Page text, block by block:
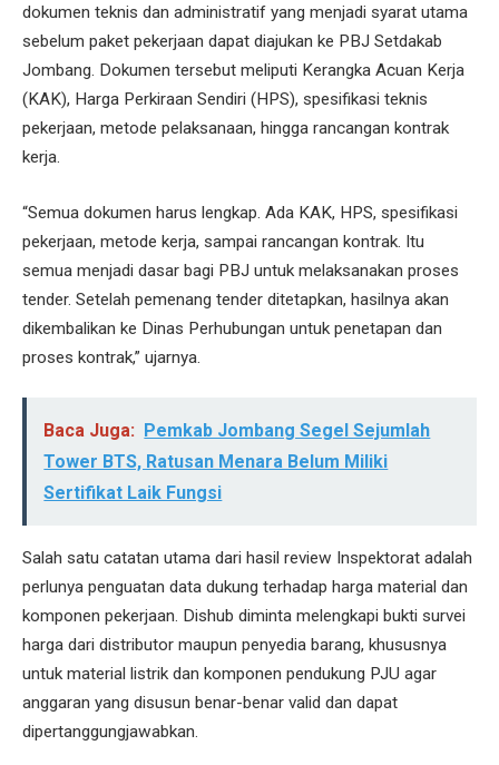
dokumen teknis dan administratif yang menjadi syarat utama
sebelum paket pekerjaan dapat diajukan ke PBJ Setdakab
Jombang. Dokumen tersebut meliputi Kerangka Acuan Kerja
(KAK), Harga Perkiraan Sendiri (HPS), spesifikasi teknis
pekerjaan, metode pelaksanaan, hingga rancangan kontrak
kerja.
“Semua dokumen harus lengkap. Ada KAK, HPS, spesifikasi
pekerjaan, metode kerja, sampai rancangan kontrak. Itu
semua menjadi dasar bagi PBJ untuk melaksanakan proses
tender. Setelah pemenang tender ditetapkan, hasilnya akan
dikembalikan ke Dinas Perhubungan untuk penetapan dan
proses kontrak,” ujarnya.
Baca Juga: Pemkab Jombang Segel Sejumlah
Tower BTS, Ratusan Menara Belum Miliki
Sertifikat Laik Fungsi
Salah satu catatan utama dari hasil review Inspektorat adalah
perlunya penguatan data dukung terhadap harga material dan
komponen pekerjaan. Dishub diminta melengkapi bukti survei
harga dari distributor maupun penyedia barang, khususnya
untuk material listrik dan komponen pendukung PJU agar
anggaran yang disusun benar-benar valid dan dapat
dipertanggungjawabkan.